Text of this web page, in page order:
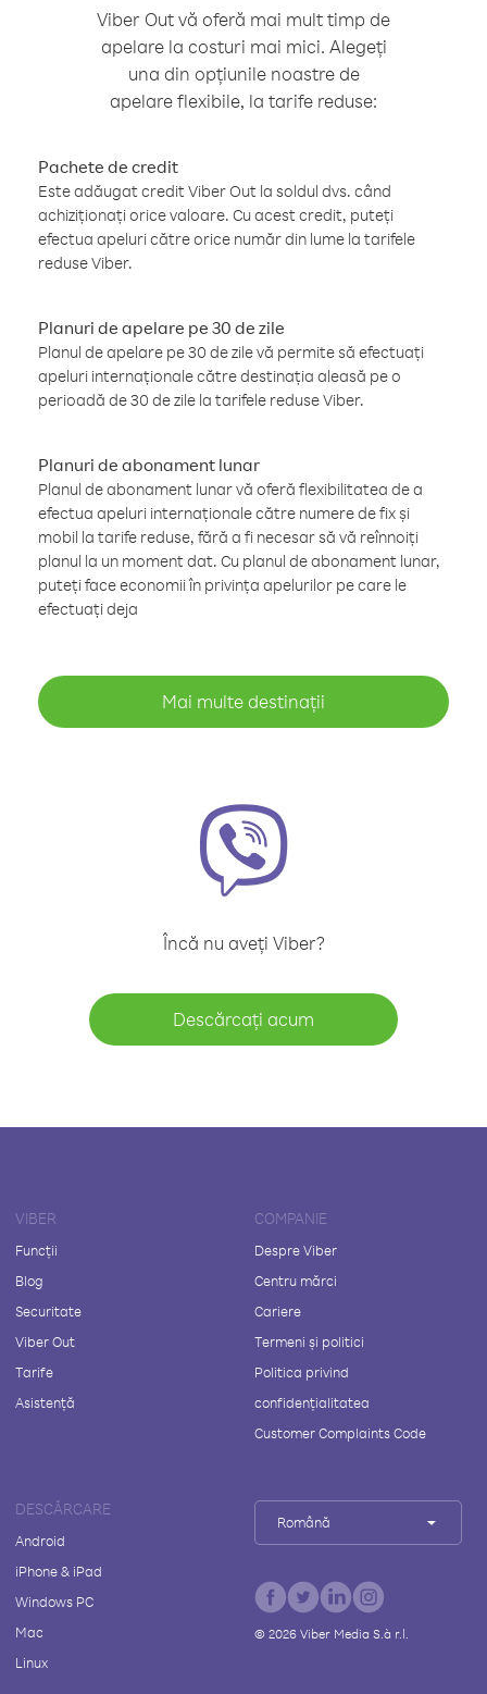
Viber Out vă oferă mai mult timp de
apelare la costuri mai mici. Alegeți
una din opțiunile noastre de
apelare flexibile, la tarife reduse:
Pachete de credit
Este adăugat credit Viber Out la soldul dvs. când
achiziționați orice valoare. Cu acest credit, puteți
efectua apeluri către orice număr din lume la tarifele
reduse Viber.
Planuri de apelare pe 30 de zile
Planul de apelare pe 30 de zile vă permite să efectuați
apeluri internaționale către destinația aleasă pe o
perioadă de 30 de zile la tarifele reduse Viber.
Planuri de abonament lunar
Planul de abonament lunar vă oferă flexibilitatea de a
efectua apeluri internaționale către numere de fix și
mobil la tarife reduse, fără a fi necesar să vă reînnoiți
planul la un moment dat. Cu planul de abonament lunar,
puteți face economii în privința apelurilor pe care le
efectuați deja
Mai multe destinații
Încă nu aveți Viber?
Descărcați acum
VIBER
Funcții
Blog
Securitate
Viber Out
Tarife
Asistență
COMPANIE
Despre Viber
Centru mărci
Cariere
Termeni și politici
Politica privind
confidențialitatea
Customer Complaints Code
DESCĂRCARE
Android
iPhone & iPad
Windows PC
Mac
Linux
Română
© 2026Viber Media S.à r.l.